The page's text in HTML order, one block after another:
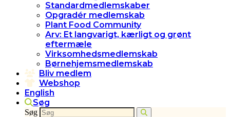
Standardmedlemskaber
Opgradér medlemskab
Plant Food Community
Arv: Et langvarigt, kærligt og grønt
eftermæle
Virksomhedsmedlemskab
Børnehjemsmedlemskab
Bliv medlem
Webshop
English
Søg
Søg